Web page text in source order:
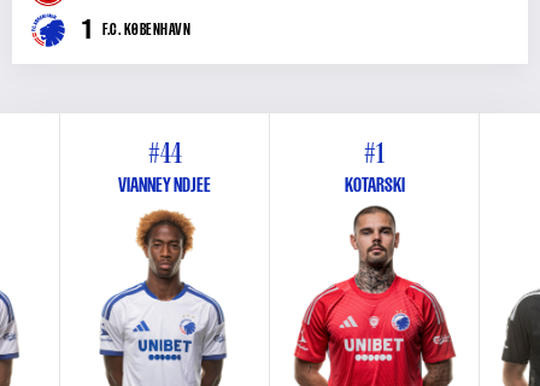
1 F.C. KØBENHAVN
#44
VIANNEY NDJEE
#1
KOTARSKI